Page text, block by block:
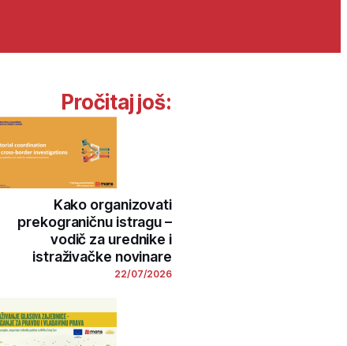
Pročitaj još:
Kako organizovati
prekograničnu istragu –
vodič za urednike i
istraživačke novinare
22/07/2026